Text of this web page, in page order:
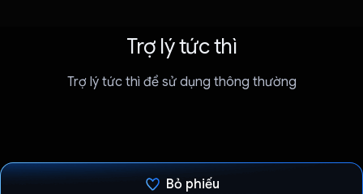
Trợ lý tức thì
Trợ lý tức thì để sử dụng thông thường
Bỏ phiếu